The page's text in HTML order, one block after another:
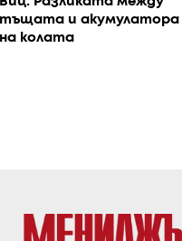
тъщата и акумулатора
на колата